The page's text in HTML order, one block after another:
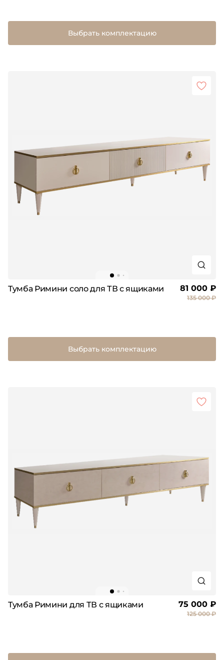
Выбрать комплектацию
Тумба Римини соло для ТВ с ящиками 81 000 ₽
135 000 ₽
Выбрать комплектацию
Тумба Римини для ТВ с ящиками 75 000 ₽
125 000 ₽